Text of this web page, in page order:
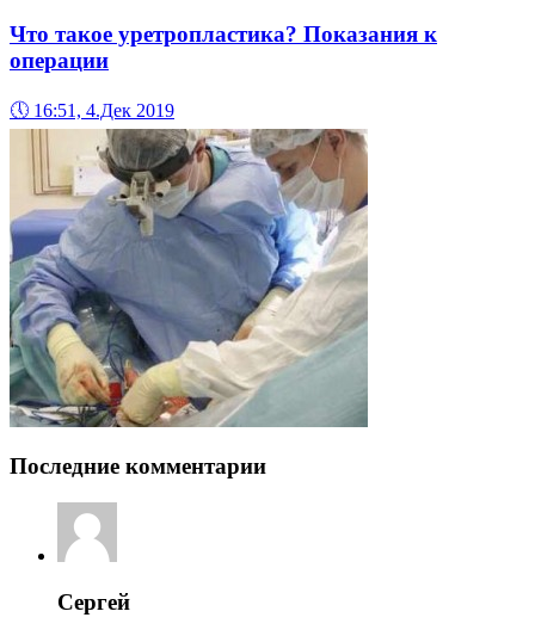
Что такое уретропластика? Показания к
операции
🕔 16:51, 4.Дек 2019
Последние комментарии
Сергей